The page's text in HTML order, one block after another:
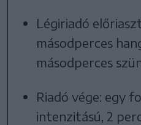
Légiriadó
másodperces
másodperces
Riadó vége: egy
intenzitású, 2